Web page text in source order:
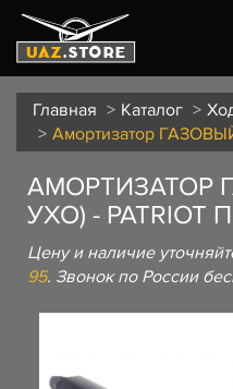
Главная Каталог
Амортизатор
АМОРТИЗАТОР
УХО) - PATRIOT
Цену и наличие
95. Звонок по России